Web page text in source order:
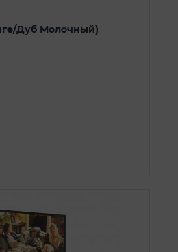
Дуб Молочный)